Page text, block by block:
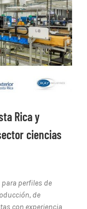
Rica y
ciencias
perfiles de
de
con experiencia